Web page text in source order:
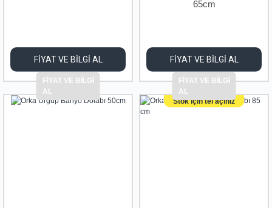
FİYAT VE BİLGİ AL
FİYAT VE BİLGİ
AL
65cm
FİYAT VE BİLGİ AL
FİYAT VE BİLGİ
AL
Stok için tel açınız